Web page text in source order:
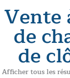
Vente
de
de
Afficher tous les